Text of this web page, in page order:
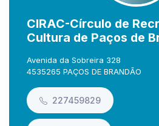
CIRAC-Círculo de
Cultura de Paços de
Avenida da Sobreira 328
4535265 PAÇOS DE BRANDÃO
227459829